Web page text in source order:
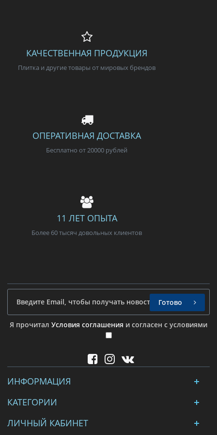
КАЧЕСТВЕННАЯ ПРОДУКЦИЯ
Плитка и другие товары от мировых брендов
ОПЕРАТИВНАЯ ДОСТАВКА
Бесплатно от 20000 рублей
11 ЛЕТ ОПЫТА
Более 60 тысяч довольных клиентов
Я прочитал Условия соглашения и согласен с условиями
Готово
ИНФОРМАЦИЯ
КАТЕГОРИИ
ЛИЧНЫЙ КАБИНЕТ